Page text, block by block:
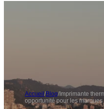
Accueil/Blog/Imprimante
opportunité pour les marques